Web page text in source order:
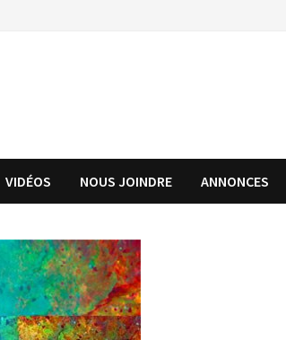
VIDÉOS NOUS JOINDRE ANNONCES